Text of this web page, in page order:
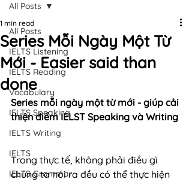
All Posts
IELTS Listening
IELTS Reading
Vocabulary
IELTS Speaking
IELTS Writing
IELTS
IELTS Grammar
All Posts
Series Mỗi Ngày Một Từ
Mới - Easier said than
done
1 min read
Series mỗi ngày một từ mới - giúp cải
thiện điểm IELST Speaking và Writing
Trong thực tế, không phải điều gì
chúng ta nói ra đều có thể thực hiện